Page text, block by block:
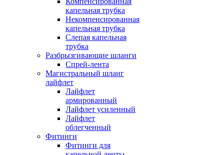
капельная трубка
Некомпенсированная
капельная трубка
Слепая капельная
трубка
Разбрызгивающие шланги
Спрей-лента
Магистральный шланг
лайфлет
Лайфлет
армированный
Лайфлет усиленный
Лайфлет
облегченный
Фитинги
Фитинги для